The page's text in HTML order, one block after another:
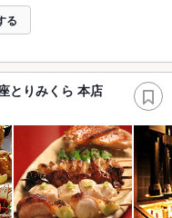
る
とりみくら 本店